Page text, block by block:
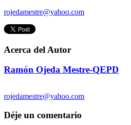
rojedamestre@yahoo.com
Acerca del Autor
Ramón Ojeda Mestre-QEPD
rojedamestre@yahoo.com
Déje un comentario